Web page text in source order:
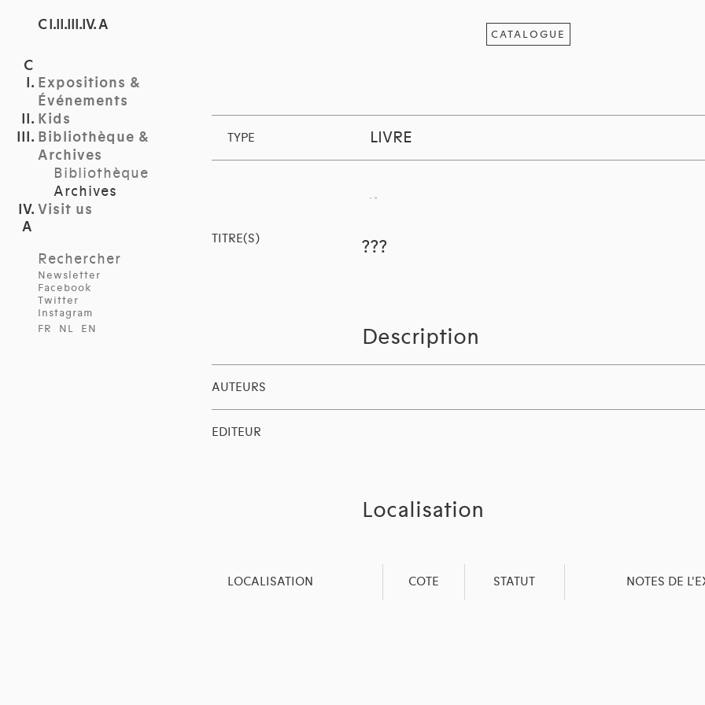
C I.II.III.IV. A
Expositions &
Événements
Kids
Bibliothèque &
Archives
Bibliothèque
Archives
Visit us
Rechercher
Newsletter
Facebook
Twitter
Instagram
FR
NL EN
CATALOGUE
TYPE LIVRE
TITRE(S) ???
Description
AUTEURS
EDITEUR
Localisation
LOCALISATION COTE STATUT NOTES DE